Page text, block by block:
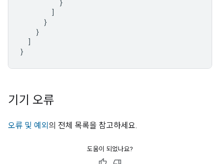
}
]
}
}
]
}
기기 오류
오류 및 예외 의 전체 목록을 참고하세요.
도움이 되었나요?